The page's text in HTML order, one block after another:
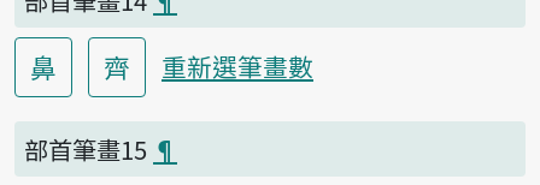
鼻 齊 重新選筆畫數
部首筆畫15 ¶